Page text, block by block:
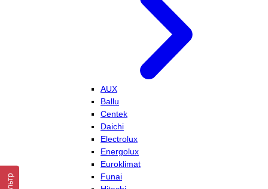
AUX
Ballu
Centek
Daichi
Electrolux
Energolux
Euroklimat
Funai